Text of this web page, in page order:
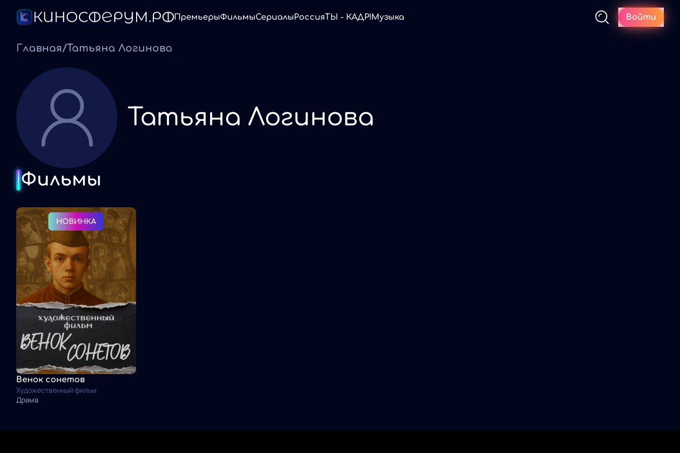
ПремьерыФильмыСериалыРоссияТЫ - КАДР!Музыка Войти
Главная/Татьяна Логинова
Татьяна Логинова
Фильмы
НОВИНКА
Венок сонетов
Художественный фильм
Драма